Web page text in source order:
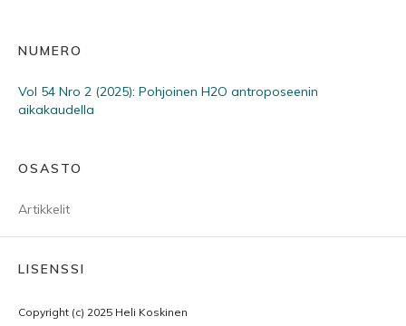
NUMERO
Vol 54 Nro 2 (2025): Pohjoinen H2O antroposeenin
aikakaudella
OSASTO
Artikkelit
LISENSSI
Copyright (c) 2025 Heli Koskinen